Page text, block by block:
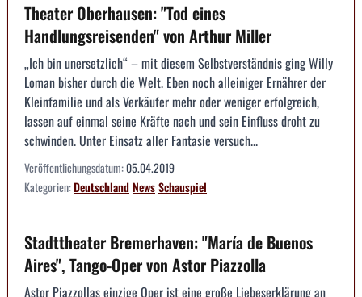
Theater Oberhausen: "Tod eines
Handlungsreisenden" von Arthur Miller
„Ich bin unersetzlich“ – mit diesem Selbstverständnis ging Willy
Loman bisher durch die Welt. Eben noch alleiniger Ernährer der
Kleinfamilie und als Verkäufer mehr oder weniger erfolgreich,
lassen auf einmal seine Kräfte nach und sein Einfluss droht zu
schwinden. Unter Einsatz aller Fantasie versuch...
Veröffentlichungsdatum:05.04.2019
Kategorien:DeutschlandNewsSchauspiel
Stadttheater Bremerhaven: "María de Buenos
Aires", Tango-Oper von Astor Piazzolla
Astor Piazzollas einzige Oper ist eine große Liebeserklärung an